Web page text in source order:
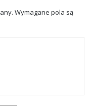
Wymagane pola są